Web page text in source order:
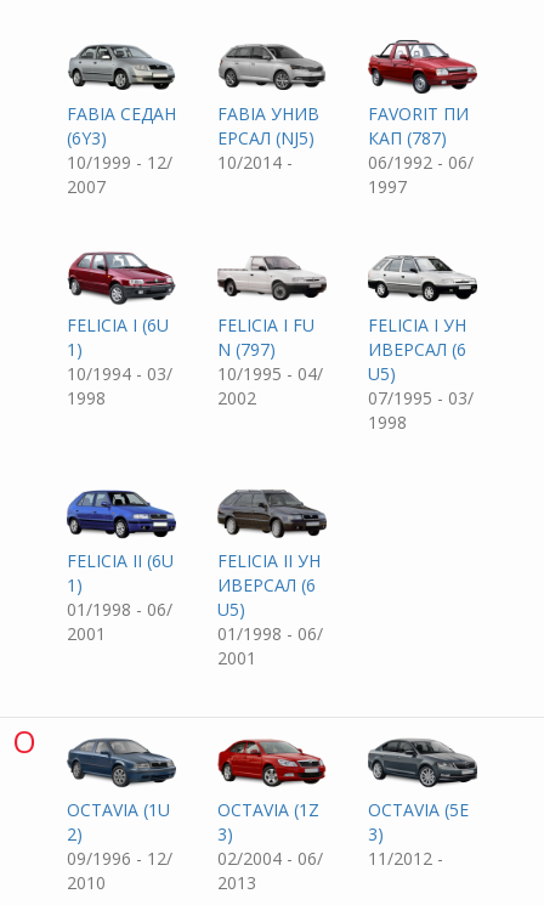
FABIA СЕДАН
(6Y3)
10/1999 - 12/
2007
FABIA УНИВ
ЕРСАЛ (NJ5)
10/2014 -
FAVORIT ПИ
КАП (787)
06/1992 - 06/
1997
FELICIA I (6U
1)
10/1994 - 03/
1998
FELICIA I FU
N (797)
10/1995 - 04/
2002
FELICIA I УН
ИВЕРСАЛ (6
U5)
07/1995 - 03/
1998
FELICIA II (6U
1)
01/1998 - 06/
2001
FELICIA II УН
ИВЕРСАЛ (6
U5)
01/1998 - 06/
2001
O
OCTAVIA (1U
2)
09/1996 - 12/
2010
OCTAVIA (1Z
3)
02/2004 - 06/
2013
OCTAVIA (5E
3)
11/2012 -